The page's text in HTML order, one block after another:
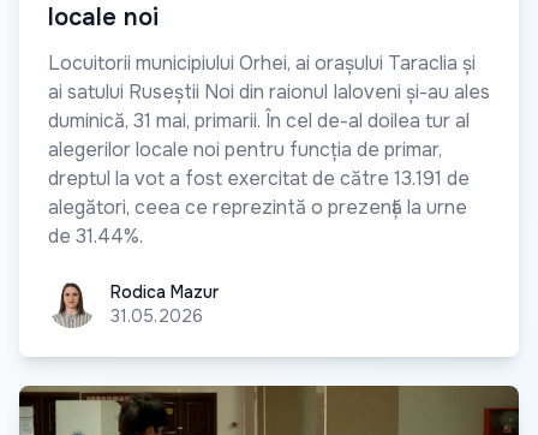
locale noi
Locuitorii municipiului Orhei, ai orașului Taraclia și
ai satului Ruseștii Noi din raionul Ialoveni și-au ales
duminică, 31 mai, primarii. În cel de-al doilea tur al
alegerilor locale noi pentru funcția de primar,
dreptul la vot a fost exercitat de către 13.191 de
alegători, ceea ce reprezintă o prezență la urne
de 31.44%.
Rodica MazurRodica Mazur
31.05.2026